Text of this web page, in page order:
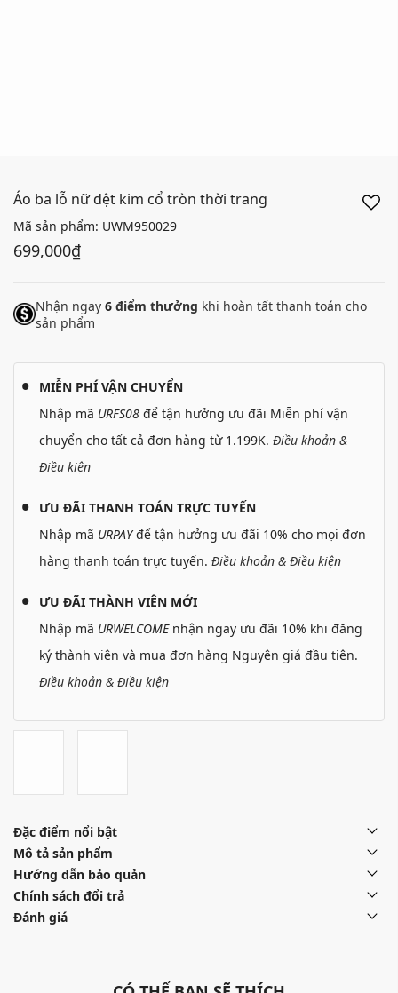
Áo ba lỗ nữ dệt kim cổ tròn thời trang
Mã sản phẩm: UWM950029
699,000₫
Nhận ngay 6 điểm thưởng khi hoàn tất thanh toán cho
sản phẩm
MIỄN PHÍ VẬN CHUYỂN
Nhập mã URFS08 để tận hưởng ưu đãi Miễn phí vận
chuyển cho tất cả đơn hàng từ 1.199K. Điều khoản &
Điều kiện
ƯU ĐÃI THANH TOÁN TRỰC TUYẾN
Nhập mã URPAYđể tận hưởng ưu đãi 10% cho mọi đơn
hàng thanh toán trực tuyến. Điều khoản & Điều kiện
ƯU ĐÃI THÀNH VIÊN MỚI
Nhập mã URWELCOMEnhận ngay ưu đãi 10% khi đăng
ký thành viên và mua đơn hàng Nguyên giá đầu tiên.
Điều khoản & Điều kiện
Đặc điểm nổi bật
Mô tả sản phẩm
Hướng dẫn bảo quản
Chính sách đổi trả
Đánh giá